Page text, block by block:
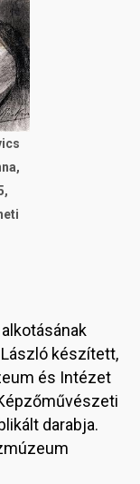
készített,
és Intézet
darabja.